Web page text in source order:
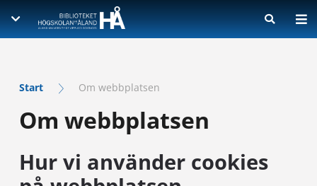
Skriv för att påbörja sökning
Litteratur och e-böcker
Artiklar
Lexikon och ordböcker
SKRIV UPPSATS
Referenshantering
Upphovsrätt
Boka en bibliotekarie
OM BIBLIOTEKET
Beställ bok på fjärrlån
READ IN ENGLISH
Start Om webbplatsen
Om webbplatsen
Hur vi använder cookies